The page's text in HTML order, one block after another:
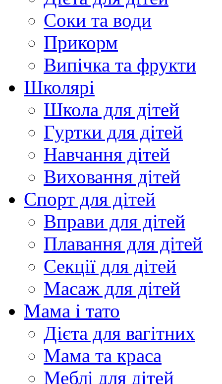
Соки та води
Прикорм
Випічка та фрукти
Школярі
Школа для дітей
Гуртки для дітей
Навчання дітей
Виховання дітей
Спорт для дітей
Вправи для дітей
Плавання для дітей
Секції для дітей
Масаж для дітей
Мама і тато
Дієта для вагітних
Мама та краса
Меблі для дітей